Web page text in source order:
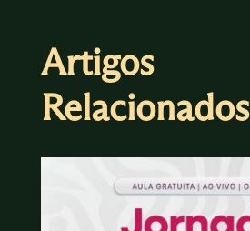
Artigos
Relacionados